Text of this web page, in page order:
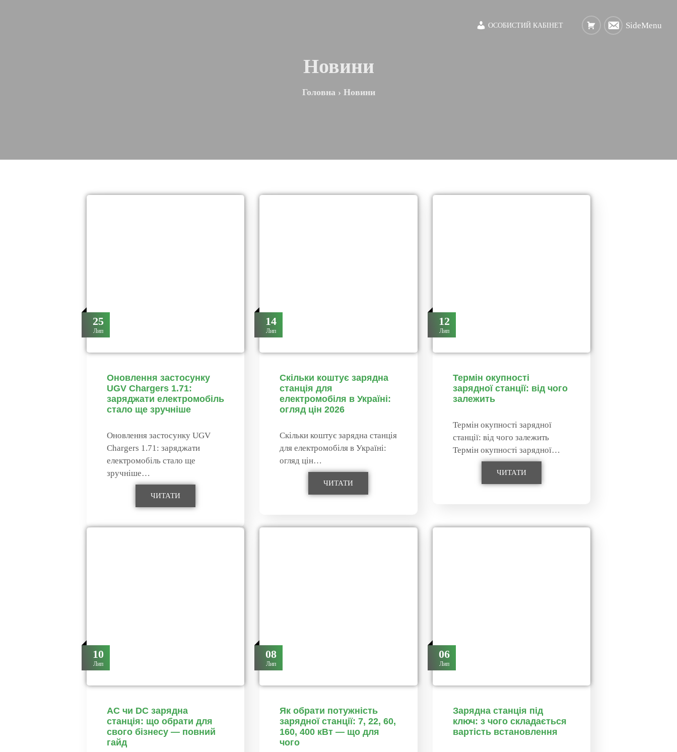
ОСОБИСТИЙ КАБІНЕТ SideMenu
Новини
Головна › Новини
25
Лип
Оновлення застосунку
UGV Chargers 1.71:
заряджати електромобіль
стало ще зручніше
Оновлення застосунку UGV
Chargers 1.71: заряджати
електромобіль стало ще
зручніше…
ЧИТАТИ
14
Лип
Скільки коштує зарядна
станція для
електромобіля в Україні:
огляд цін 2026
Скільки коштує зарядна станція
для електромобіля в Україні:
огляд цін…
ЧИТАТИ
12
Лип
Термін окупності
зарядної станції: від чого
залежить
Термін окупності зарядної
станції: від чого залежить
Термін окупності зарядної…
ЧИТАТИ
10
Лип
AC чи DC зарядна
станція: що обрати для
свого бізнесу — повний
гайд
08
Лип
Як обрати потужність
зарядної станції: 7, 22, 60,
160, 400 кВт — що для
чого
06
Лип
Зарядна станція під
ключ: з чого складається
вартість встановлення